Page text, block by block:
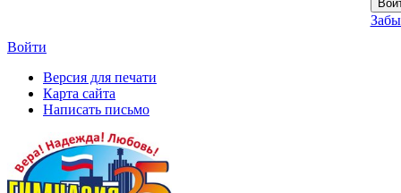
Войти
Версия для печати
Карта сайта
Написать письмо